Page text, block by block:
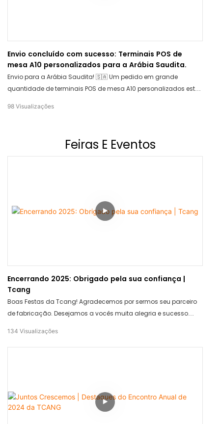
Envio concluído com sucesso: Terminais POS de
mesa A10 personalizados para a Arábia Saudita.
Envio para a Arábia Saudita! 🇸🇦 Um pedido em grande
quantidade de terminais POS de mesa A10 personalizados está
sob medida para a sua marca. Entre em contato com a TCANG
98 Visualizações
Feiras E Eventos
Encerrando 2025: Obrigado pela sua confiança |
Tcang
Boas Festas da Tcang! Agradecemos por sermos seu parceiro
de fabricação. Desejamos a vocês muita alegria e sucesso
134 Visualizações